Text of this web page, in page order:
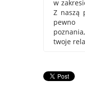
w
Z naszą
twoje